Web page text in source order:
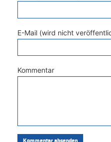
E-Mail (wird nicht
Kommentar